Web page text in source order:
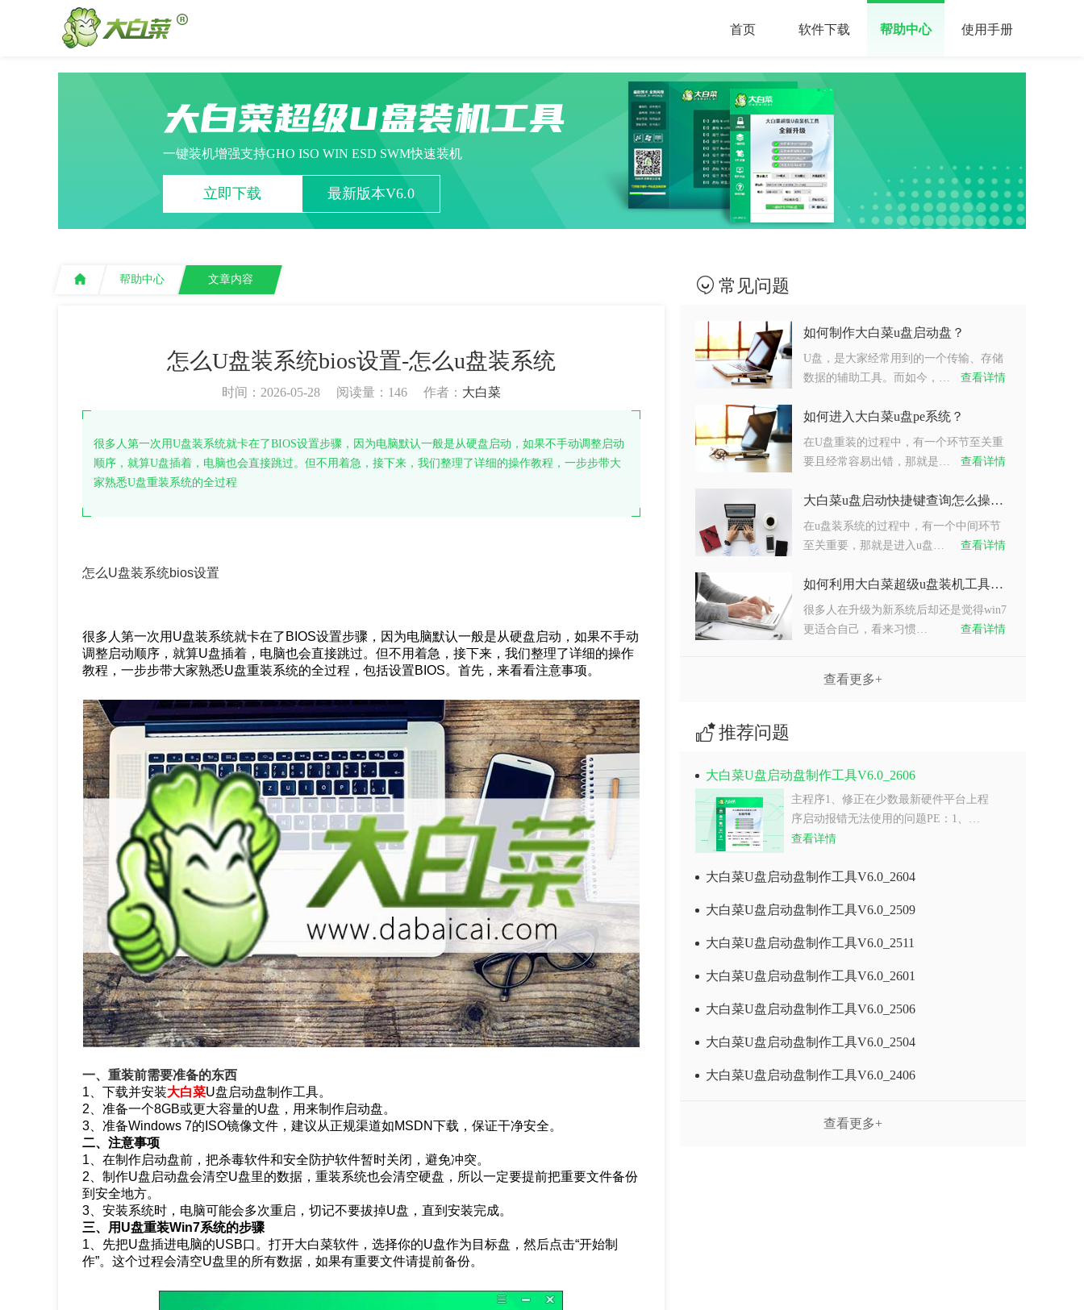
首页 软件下载 帮助中心 使用手册
大白菜超级U盘装机工具
一键装机增强支持GHO ISO WIN ESD SWM快速装机
立即下载 最新版本V6.0
帮助中心 文章内容
怎么U盘装系统bios设置-怎么u盘装系统
时间：2026-05-28 阅读量： 146 作者： 大白菜
很多人第一次用U盘装系统就卡在了BIOS设置步骤，因为电脑默认一般是从硬盘启动，如果不手动调整启动
顺序，就算U盘插着，电脑也会直接跳过。但不用着急，接下来，我们整理了详细的操作教程，一步步带大
家熟悉U盘重装系统的全过程
怎么U盘装系统bios设置
很多人第一次用U盘装系统就卡在了BIOS设置步骤，因为电脑默认一般是从硬盘启动，如果不手动
调整启动顺序，就算U盘插着，电脑也会直接跳过。但不用着急，接下来，我们整理了详细的操作
教程，一步步带大家熟悉U盘重装系统的全过程，包括设置BIOS。首先，来看看注意事项。
一、重装前需要准备的东西
1、下载并安装大白菜U盘启动盘制作工具。
2、准备一个8GB或更大容量的U盘，用来制作启动盘。
3、准备Windows 7的ISO镜像文件，建议从正规渠道如MSDN下载，保证干净安全。
二、注意事项
1、在制作启动盘前，把杀毒软件和安全防护软件暂时关闭，避免冲突。
2、制作U盘启动盘会清空U盘里的数据，重装系统也会清空硬盘，所以一定要提前把重要文件备份
到安全地方。
3、安装系统时，电脑可能会多次重启，切记不要拔掉U盘，直到安装完成。
三、用U盘重装Win7系统的步骤
1、先把U盘插进电脑的USB口。打开大白菜软件，选择你的U盘作为目标盘，然后点击“开始制
作”。这个过程会清空U盘里的所有数据，如果有重要文件请提前备份。
常见问题
如何制作大白菜u盘启动盘？
U盘，是大家经常用到的一个传输、存储
数据的辅助工具。而如今，…
查看详情
如何进入大白菜u盘pe系统？
在U盘重装的过程中，有一个环节至关重
要且经常容易出错，那就是…
查看详情
大白菜u盘启动快捷键查询怎么操作？
在u盘装系统的过程中，有一个中间环节
至关重要，那就是进入u盘…
查看详情
如何利用大白菜超级u盘装机工具重装系统win7？
很多人在升级为新系统后却还是觉得win7
更适合自己，看来习惯…
查看详情
查看更多+
推荐问题
大白菜U盘启动盘制作工具V6.0_2606
主程序1、修正在少数最新硬件平台上程
序启动报错无法使用的问题PE：1、…
查看详情
大白菜U盘启动盘制作工具V6.0_2604
大白菜U盘启动盘制作工具V6.0_2509
大白菜U盘启动盘制作工具V6.0_2511
大白菜U盘启动盘制作工具V6.0_2601
大白菜U盘启动盘制作工具V6.0_2506
大白菜U盘启动盘制作工具V6.0_2504
大白菜U盘启动盘制作工具V6.0_2406
查看更多+